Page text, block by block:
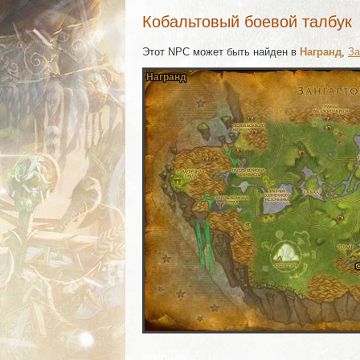
Кобальтовый боевой талбук
Этот NPC может быть найден в Награнд,
Награнд
Награнд
Награнд
Награнд
Награнд
Награнд
Награнд
Награнд
Награнд
Комментарии Изображения